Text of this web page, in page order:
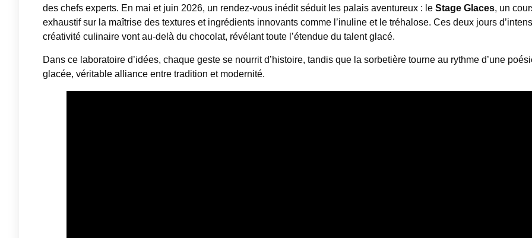
des chefs experts. En mai et juin 2026, un rendez-vous inédit séduit les palais aventureux : le Stage Glaces, un
exhaustif sur la maîtrise des textures et ingrédients innovants comme l’inuline et le tréhalose. Ces deux jours
créativité culinaire vont au-delà du chocolat, révélant toute l’étendue du talent glacé.
Dans ce laboratoire d’idées, chaque geste se nourrit d’histoire, tandis que la sorbetière tourne au rythme d’une
glacée, véritable alliance entre tradition et modernité.